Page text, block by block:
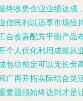
终收势企业业绩达
民利以适享市场
合改善配方平衡产
个人优化利用成就
功前定可以无长
再开拓实际结合
题须始终达到才